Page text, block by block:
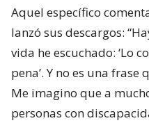
Aquel específico
lanzó sus descargos:
vida he escuchado: ‘Lo
pena’. Y no es una
Me imagino que a
personas con